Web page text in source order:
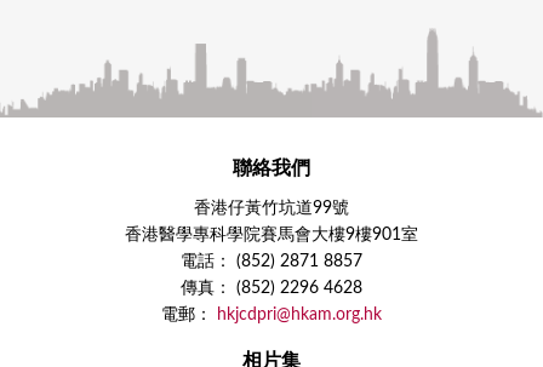
聯絡我們
香港仔黃竹坑道99號
香港醫學專科學院賽馬會大樓9樓901室
電話： (852) 2871 8857
傳真： (852) 2296 4628
電郵：
hkjcdpri@hkam.org.hk
相片集